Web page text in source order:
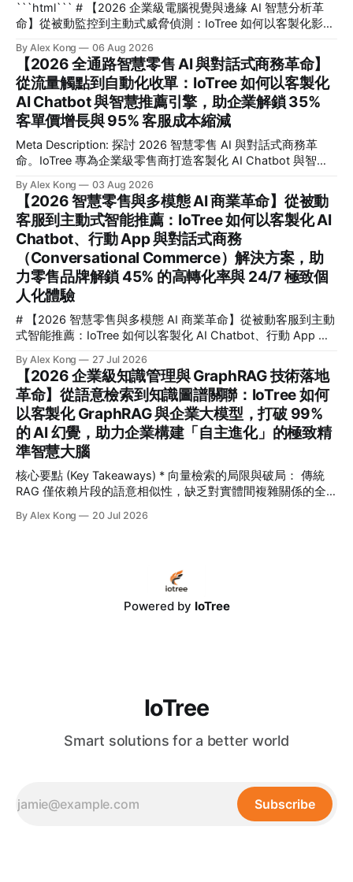
```html``` # 【2026 企業級電腦視覺與邊緣 AI 智慧分析革
命】從被動監控到主動式威脅偵測：IoTree 如何以客製化影像
檢測精準度與 300% 營運效能 在 2026 年的數位轉型浪潮
中，企業如何將海量無效的監控畫面轉化為即時決策資產？**
電腦視覺**（Computer Vision）與客製化**影像辨識
**（Image Recognition）技術與邊緣 AI（Edge AI）的深度結
合，正是幫助企業擺脫傳統被動監控、實現毫秒級主動式威脅
CTO、安全與營運總監，以及希望利用智慧影像提升效能的管
理者而寫。我們將深度解析 IoTree 如何透過尖端演算法與硬
體協同優化，協助企業在複雜的工業、商業與智慧園區場景
中，解鎖高達 99.8% 的檢測精準度，並實現 300% 的營運效
能躍升。
By Alex Kong 06 Aug 2026
【2026 全通路智慧零售 AI 與對話式商務革命】
從流量觸點到自動化收單：IoTree 如何以客製化
AI Chatbot 與智慧推薦引擎，助企業解鎖 35%
客單價增長與 95% 客服成本縮減
Meta Description: 探討 2026 智慧零售 AI 與對話式商務革
命。IoTree 專為企業級零售商打造客製化 AI Chatbot 與智慧
實現全通路自動化收單。 # 【2026 全通路智慧零售 AI 與對
話式商務革命】從流量觸點到自動化收單：IoTree 如何以客製
化 AI Chatbot 與智慧推薦引擎，助企業解鎖 35% 客單價增長
與 95% 客服成本縮減 💡 核心要點速覽 (Key Takeaways) * 🎯
核心解答：對話式商務如何幫助零售業進行 AI 轉型？透過將
AI 深度整合至全通路（Omnichannel），企業能將破碎的流量
觸點轉化為高轉化的雙向互動，實現從「主動搜尋」到「對話
即收單」的無縫體驗。
By Alex Kong 03 Aug 2026
【2026 智慧零售與多模態 AI 商業革命】從被動
客服到主動式智能推薦：IoTree 如何以客製化 AI
Chatbot、行動 App 與對話式商務
（Conversational Commerce）解決方案，助
力零售品牌解鎖 45% 的高轉化率與 24/7 極致個
人化體驗
# 【2026 智慧零售與多模態 AI 商業革命】從被動客服到主動
式智能推薦：IoTree 如何以客製化 AI Chatbot、行動 App 與
售品牌解鎖 45% 的高轉化率與 24/7 極致個人化體驗 💡 核心
要點速覽 (Key Takeaways) * 核心痛點： 傳統零售面臨流量紅
利消失、獲客成本 (CAC) 飆升 240% 的困境，被動式客服已
無法滿足消費者對即時、個人化互動的期待。 * 解決方案：
IoTree 推出基於多模態大語言模型 (LLM) 的「對話式商務」與
「智慧零售 AI」解決方案，深度整合客製化 AI Chatbot、原
生行動 App 與企業級 CRM/
By Alex Kong 27 Jul 2026
【2026 企業級知識管理與 GraphRAG 技術落地
革命】從語意檢索到知識圖譜關聯：IoTree 如何
以客製化 GraphRAG 與企業大模型，打破 99%
的 AI 幻覺，助力企業構建「自主進化」的極致精
準智慧大腦
核心要點 (Key Takeaways) * 向量檢索的局限與破局： 傳統
RAG 僅依賴片段的語意相似性，缺乏對實體間複雜關係的全
決了長鏈條跨章節推理與全局性分析的難題。 * 打破 99% 的
大語言模型（LLM）提供了可回溯、可驗證的精準上下文，使
能 RAG 架構與 RPA 流程自動化，GraphRAG 能自動挖掘、串
聯分散在 ERP、CRM 與各類文檔中的隱性知識，建構企業專
By Alex Kong 20 Jul 2026
Powered by IoTree
IoTree
Smart solutions for a better world
Subscribe